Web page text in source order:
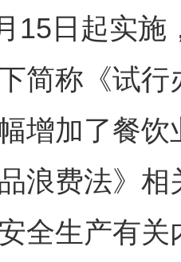
15日起实施
简称《试
增加了餐
浪费法》
全生产有